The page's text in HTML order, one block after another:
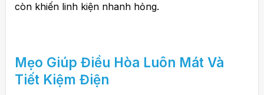
còn khiến linh kiện nhanh hỏng.
Mẹo Giúp Điều Hòa Luôn Mát Và
Tiết Kiệm Điện